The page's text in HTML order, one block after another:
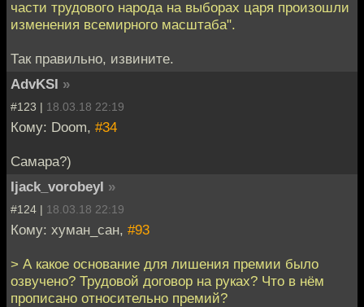
части трудового народа на выборах царя произошли
изменения всемирного масштаба".
Так правильно, извините.
AdvKSI »
#123 | 18.03.18 22:19
Кому: Doom, #34
Самара?)
Ijack_vorobeyI »
#124 | 18.03.18 22:19
Кому: хуман_сан, #93
> А какое основание для лишения премии было
озвучено? Трудовой договор на руках? Что в нём
прописано относительно премий?